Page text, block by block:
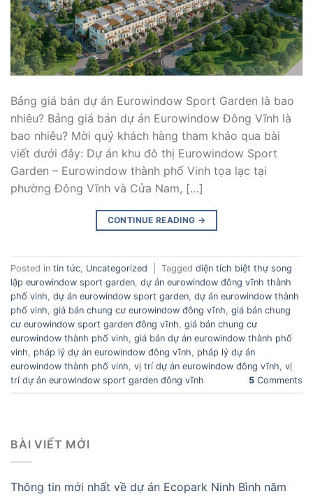
Bảng giá bán dự án Eurowindow Sport Garden là bao
nhiêu? Bảng giá bán dự án Eurowindow Đông Vĩnh là
bao nhiêu? Mời quý khách hàng tham khảo qua bài
viết dưới đây: Dự án khu đô thị Eurowindow Sport
Garden – Eurowindow thành phố Vinh tọa lạc tại
phường Đông Vĩnh và Cửa Nam, […]
CONTINUE READING →
Posted in tin tức Uncategorized Tagged diện tích biệt thự song
lập eurowindow sport garden dự án eurowindow đông vĩnh thành
phố vinh dự án eurowindow sport garden dự án eurowindow thành
phố vinh giá bán chung cư eurowindow đông vĩnh giá bán chung
cư eurowindow sport garden đông vĩnh giá bán chung cư
eurowindow thành phố vinh giá bán dự án eurowindow thành phố
vinh
pháp lý dự án eurowindow đông vĩnh
pháp lý dự án
eurowindow thành phố vinh vị trí dự án eurowindow đông vĩnh vị
trí dự án eurowindow sport garden đông vĩnh
5 Comments
BÀI VIẾT MỚI
Thông tin mới nhất về dự án Ecopark Ninh Bình năm